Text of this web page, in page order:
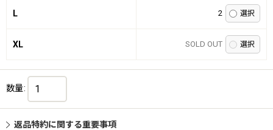
L 2
XL SOLD OUT
数量:
返品特約に関する重要事項